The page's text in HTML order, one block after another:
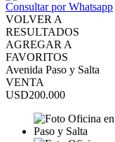
Consultar por Whatsapp
VOLVER A
RESULTADOS
AGREGAR A
FAVORITOS
Avenida Paso y Salta
VENTA
USD200.000